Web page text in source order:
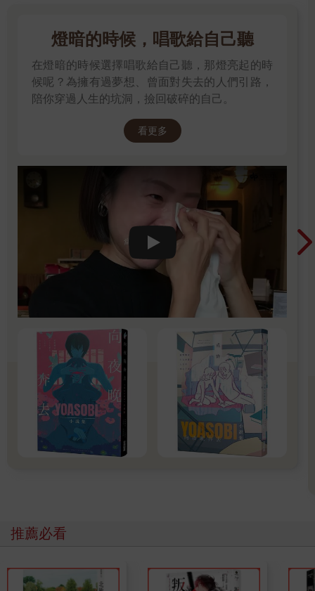
想，在還來不及完成的那條路上，早已乘載了不同的重量。
接著，就是你們所認識的那個我，在那幾年的日子裡，我在網路
上分享自己過去旅程的照片，並試著寫下自己對於生命變化所帶
來的體悟，我從沒想過要寫給誰，我一直都知道，那是寫給自己
也要走完》送給父親，是因為我想起在他生病時，我曾在心裡承
諾過自己，無論接下來的日子還有多久，我想在有限的生命裡去
珍惜，去愛著，去陪伴與創造每一頁屬於我們之間的故事，我想
讓自己無論在什麼時候面對分別時，都不再留下遺憾，曾聽人說
過，來日並不方長，到了一定的年紀之後，日子開始用減法的方
式在進行，見一次面就少一次，但我覺得那樣子想，有時太悲觀
了，如果換個角度重新思考，從意識到「離別」的存在那天起，
我們能好好去珍惜生命旅途上的每一次相聚，直到終點來臨之
前，或許都能不再留下一絲遺憾地學會道別。
這是我在追尋夢想裡踏出的第二步，我發現時間不再只是以線性
式的軌跡在進行，它是由一連串的發生而組合而成的，如同一條
無規律的軸線，在看似毫無關聯的每個事件之間穿梭著發生，它
是不同時間點之間的串連，此刻發生的遺憾也可能是通往數年後
圓滿的結果。十年前，寫完這本書的那個深夜，我發現了生命中
這條時間軸的運作方式，從追尋夢想的那天開始，我爬過了高
山，越過了大海，再穿越洶湧的人群，原來我在尋找的答案並不
在遠方，而是在回家的那段路上。
這十年間，我曾在照顧家人的生活之下，試著再去完成當初心中
家的方向。
它讓我理解，圓滿也包含了遺憾，成為自己這件事，包括了你生
命中的每一個發生，我依然會望向大海遠方的那條地平線，可我
燈暗的時候，唱歌給自己聽
在燈暗的時候選擇唱歌給自己聽，那燈亮起的時
候呢？為擁有過夢想、曾面對失去的人們引路，
陪你穿過人生的坑洞，撿回破碎的自己。
看更多
Play video
推薦必看